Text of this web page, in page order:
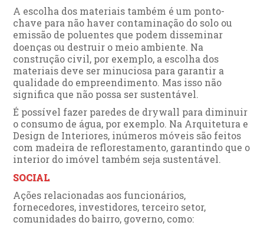
A escolha dos materiais também é um ponto-
chave para não haver contaminação do solo ou
emissão de poluentes que podem disseminar
doenças ou destruir o meio ambiente. Na
construção civil, por exemplo, a escolha dos
materiais deve ser minuciosa para garantir a
qualidade do empreendimento. Mas isso não
significa que não possa ser sustentável.
É possível fazer paredes de drywall para diminuir
o consumo de água, por exemplo. Na Arquitetura e
Design de Interiores, inúmeros móveis são feitos
com madeira de reflorestamento, garantindo que o
interior do imóvel também seja sustentável.
SOCIAL
Ações relacionadas aos funcionários,
fornecedores, investidores, terceiro setor,
comunidades do bairro, governo, como: